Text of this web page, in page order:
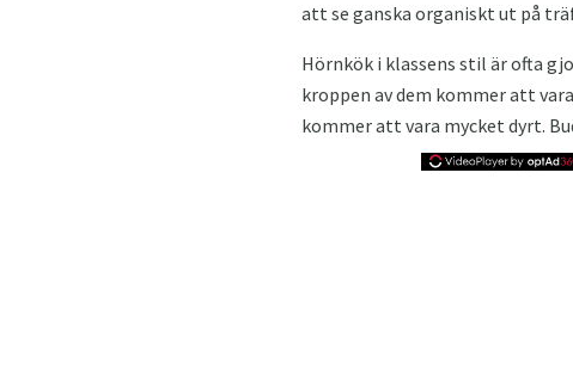
att se ganska organiskt ut på
Hörnkök i klassens stil är ofta
kroppen av dem kommer att
kommer att vara mycket dyrt.